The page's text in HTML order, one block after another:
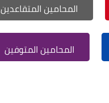
المحامين المتقاعدين
المحامين المتوفين